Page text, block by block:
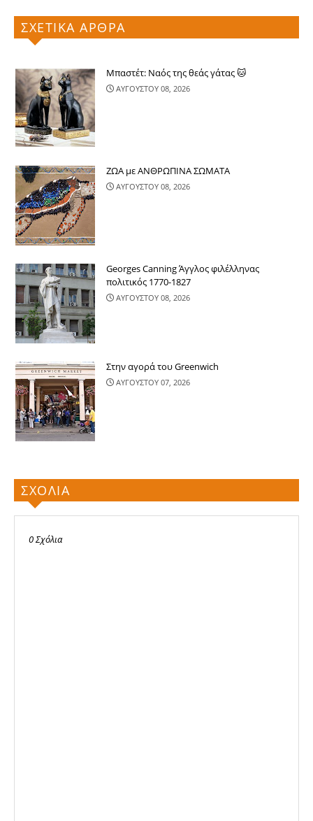
ΣΧΕΤΙΚΑ ΑΡΘΡΑ
Μπαστέτ: Ναός της θεάς γάτας 🐱
ΑΥΓΟΥΣΤΟΥ 08, 2026
ΖΩΑ με ΑΝΘΡΩΠΙΝΑ ΣΩΜΑΤΑ
ΑΥΓΟΥΣΤΟΥ 08, 2026
Georges Canning Άγγλος φιλέλληνας
πολιτικός 1770-1827
ΑΥΓΟΥΣΤΟΥ 08, 2026
Στην αγορά του Greenwich
ΑΥΓΟΥΣΤΟΥ 07, 2026
ΣΧΟΛΙΑ
0 Σχόλια